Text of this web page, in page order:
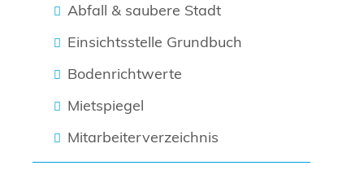
Abfall & saubere Stadt
Einsichtsstelle Grundbuch
Bodenrichtwerte
Mietspiegel
Mitarbeiterverzeichnis